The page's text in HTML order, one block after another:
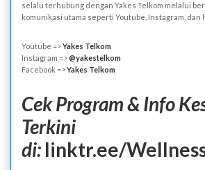
selalu terhubung dengan Yakes Telkom melalui
komunikasi utama seperti Youtube, Instagram, dan
Youtube =>Yakes Telkom
Instagram =>@yakestelkom
Facebook =>Yakes Telkom
Cek Program & Info
Terkini
di: linktr.ee/